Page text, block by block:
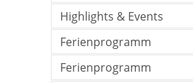
Highlights & Events
Ferienprogramm
Ferienprogramm